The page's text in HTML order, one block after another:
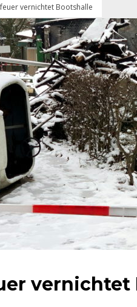
vernichtet Bootshalle
vernichtet